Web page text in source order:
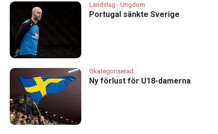
Landslag - Ungdom
Portugal sänkte Sverige
Okategoriserad
Ny förlust för U18-damerna